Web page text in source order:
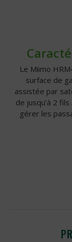
Le Miimo
surface de
assistée par
de jusqu’à 2
gérer les